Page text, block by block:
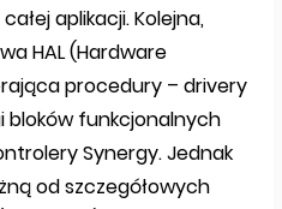
aplikacji. Kolejna,
HAL (Hardware
procedury – drivery
bloków funkcjonalnych
Synergy. Jednak
od szczegółowych